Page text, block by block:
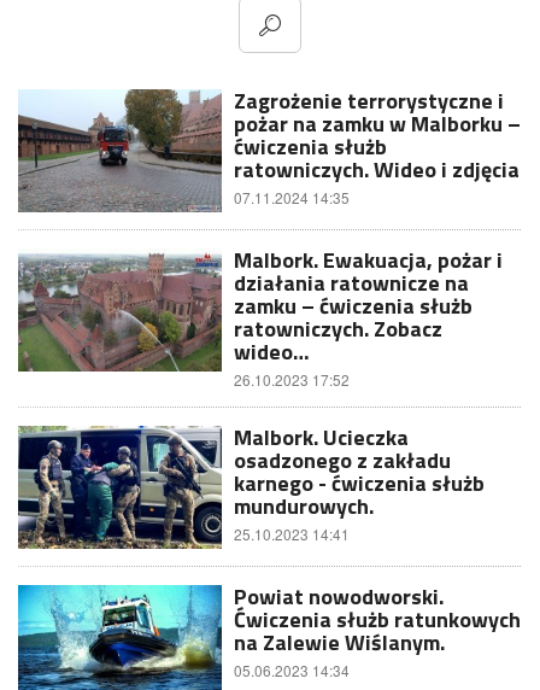
Zagrożenie terrorystyczne i
pożar na zamku w Malborku –
ćwiczenia służb
ratowniczych. Wideo i zdjęcia
07.11.2024 14:35
Malbork. Ewakuacja, pożar i
działania ratownicze na
zamku – ćwiczenia służb
ratowniczych. Zobacz
wideo…
26.10.2023 17:52
Malbork. Ucieczka
osadzonego z zakładu
karnego - ćwiczenia służb
mundurowych.
25.10.2023 14:41
Powiat nowodworski.
Ćwiczenia służb ratunkowych
na Zalewie Wiślanym.
05.06.2023 14:34